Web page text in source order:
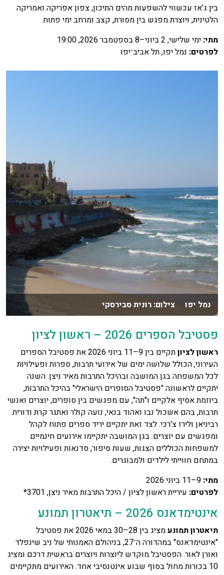
בין ג’אז עכשווי להשפעות מהים התיכון, צפון אפריקה ואמריקה
הלטינית, ויוצרת מפגש בין מסורת, קצב ומרחב ימי פתוח.
מתי: ימי שלישי, 2 ביוני–8 בספטמבר 2026, 19:00
לפרטים: נמל יפו, תל אביב־יפו
נמל יפו צילום: רונית סבירסקי
פסטיבל הספרים 2026 – ראשון לציון
ראשון לציון
תקיים בין 9–11 ביוני 2026 את פסטיבל הספרים
העירוני, הכולל שלושה ימים של אירועי תרבות, ספרות ופעילויות
לכל המשפחה בגן המושבה ובהיכל התרבות מאיר ניצן. השנה
יתקיים לראשונה "פסטיבל הסופרים הישראלי" בהיכל התרבות,
ביוזמת אסיף אלקיים ו"תה", עם מפגשים בין סופרים, יוצרים ואנשי
תרבות, בהם אשכול נבו ואהוד בנאי, נועה קולר ואתגר קרת ודורית
רביניאן ולירז צ’רכי. לצד זאת יתקיים יריד ספרים פתוח לקהל
ומפגשים עם יוצרים. בגן המושבה יתקיימו אירועים חינמיים
למשפחות הכוללים הצגות, שעות סיפור, סדנאות ופעילויות יצירה
במתחם חווייתי לילדים ולמבוגרים.
מתי:
לפרטים: עיריית ראשון לציון / היכל התרבות מאיר ניצן, 3701*
אינטימדאנס 2026 – תיאטרון תמונע
תיאטרון תמונע
מציג בין 28–30 במאי 2026 את פסטיבל
"אינטימדאנס" במהדורה ה־27, בניהולם האמנותי של ניב שינפלד
ואורן לאור. הפסטיבל מוקדש ליוצרות ויוצרים בראשית דרכם ומציג
10 בכורות מחול בסוף שבוע אינטנסיבי אחד. האירועים מתקיימים